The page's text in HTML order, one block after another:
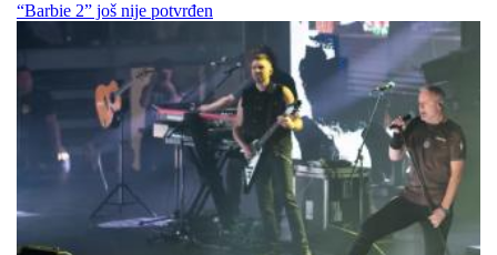
“Barbie 2” još nije potvrđen